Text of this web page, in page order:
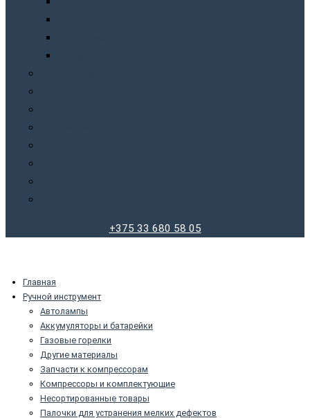
+375 33 680 58 05
Главная
Ручной инструмент
Автолампы
Аккумуляторы и батарейки
Газовые горелки
Другие материалы
Запчасти к компрессорам
Компрессоры и комплектующие
Несортированные товары
Палочки для устранения мелких дефектов